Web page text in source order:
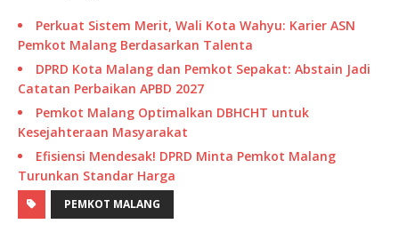
Perkuat Sistem Merit, Wali Kota Wahyu: Karier ASN
Pemkot Malang Berdasarkan Talenta
DPRD Kota Malang dan Pemkot Sepakat: Abstain Jadi
Catatan Perbaikan APBD 2027
Pemkot Malang Optimalkan DBHCHT untuk
Kesejahteraan Masyarakat
Efisiensi Mendesak! DPRD Minta Pemkot Malang
Turunkan Standar Harga
PEMKOT MALANG